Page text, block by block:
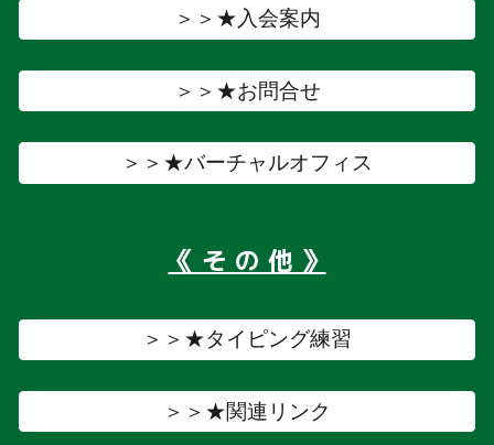
＞＞★入会案内
＞＞★お問合せ
＞＞★バーチャルオフィス
《 そ の 他 》
＞＞★タイピング練習
＞＞★関連リンク